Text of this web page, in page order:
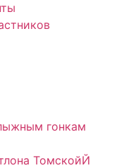
гонкам
ТомскойЙ